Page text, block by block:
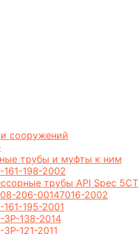
сооружений
трубы и муфты к ним
198-2002
трубы API Spec 5CT
206-00147016-2002
195-2001
138-2014
121-2011